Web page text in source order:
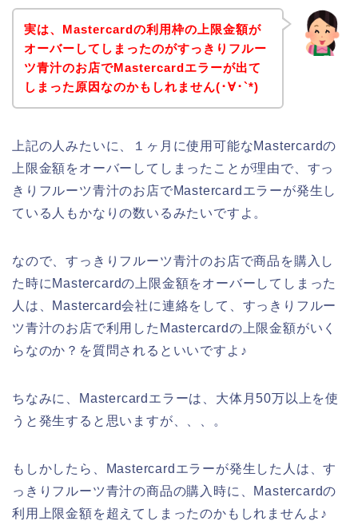
実は、Mastercardの利用枠の上限金額が
オーバーしてしまったのがすっきりフルー
ツ青汁のお店でMastercardエラーが出て
しまった原因なのかもしれません(･∀･`*)
上記の人みたいに、１ヶ月に使用可能なMastercardの
上限金額をオーバーしてしまったことが理由で、すっ
きりフルーツ青汁のお店でMastercardエラーが発生し
ている人もかなりの数いるみたいですよ。
なので、すっきりフルーツ青汁のお店で商品を購入し
た時にMastercardの上限金額をオーバーしてしまった
人は、Mastercard会社に連絡をして、すっきりフルー
ツ青汁のお店で利用したMastercardの上限金額がいく
らなのか？を質問されるといいですよ♪
ちなみに、Mastercardエラーは、大体月50万以上を使
うと発生すると思いますが、、、。
もしかしたら、Mastercardエラーが発生した人は、す
っきりフルーツ青汁の商品の購入時に、Mastercardの
利用上限金額を超えてしまったのかもしれませんよ♪